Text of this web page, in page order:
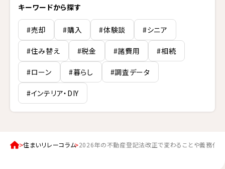
キーワードから探す
#売却 #購入 #体験談 #シニア
#住み替え #税金 #諸費用 #相続
#ローン #暮らし #調査データ
#インテリア・DIY
住まいリレーコラム 2026年の不動産登記法改正で変わることや義務化